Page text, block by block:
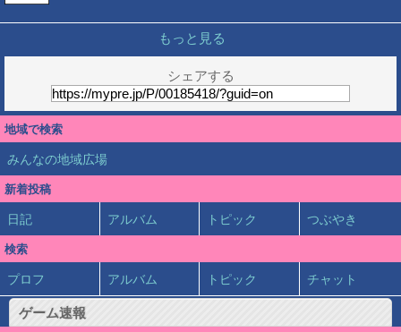
もっと見る
シェアする
地域で検索
みんなの地域広場
新着投稿
日記 アルバム トピック つぶやき
検索
プロフ アルバム トピック チャット
ゲーム速報